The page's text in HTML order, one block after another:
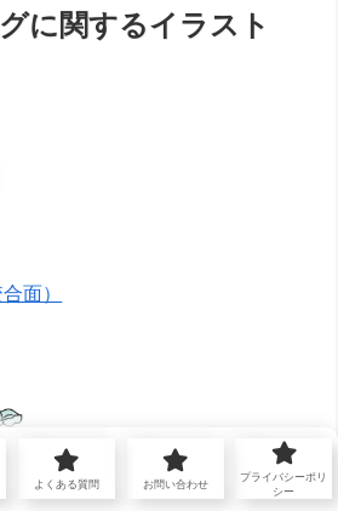
に関するイラスト
面）
よくある質問 お問い合わせ
プライバシーポリ
シー